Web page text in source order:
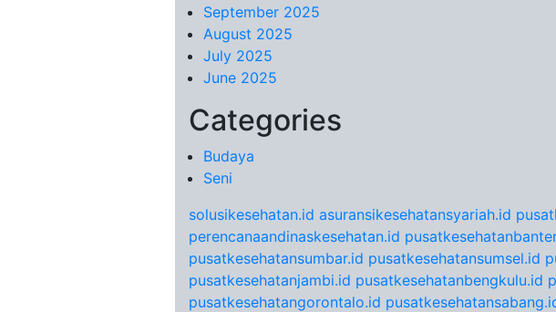
September 2025
August 2025
July 2025
June 2025
Categories
Budaya
Seni
solusikesehatan.id asuransikesehatansyariah.id
perencanaandinaskesehatan.id
pusatkesehatansumbar.id pusatkesehatansumsel.id
pusatkesehatanjambi.id pusatkesehatanbengkulu.id
pusatkesehatangorontalo.id